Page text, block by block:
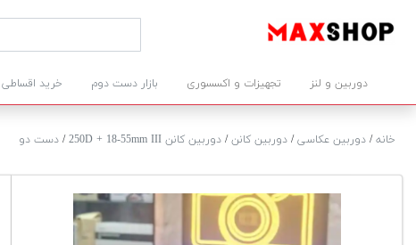
دوربین و لنز تجهیزات و اکسسوری بازار دست دوم خرید اقساطی
خانه/ دوربین عکاسی/ دوربین کانن/ دوربین کانن 250D + 18-55mm III / دست دو